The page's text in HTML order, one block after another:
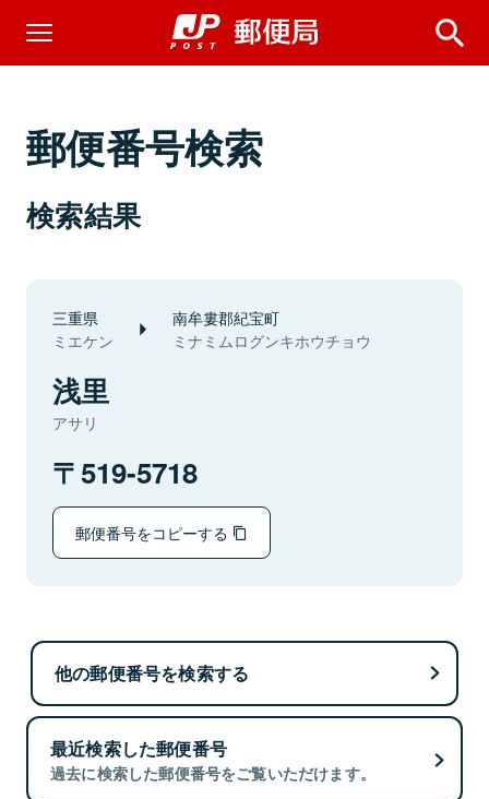
郵便番号検索
検索結果
三重県
ミエケン
南牟婁郡紀宝町
ミナミムログンキホウチョウ
浅里
アサリ
519-5718
郵便番号をコピーする
他の郵便番号を検索する
最近検索した郵便番号
過去に検索した郵便番号をご覧いただけます。